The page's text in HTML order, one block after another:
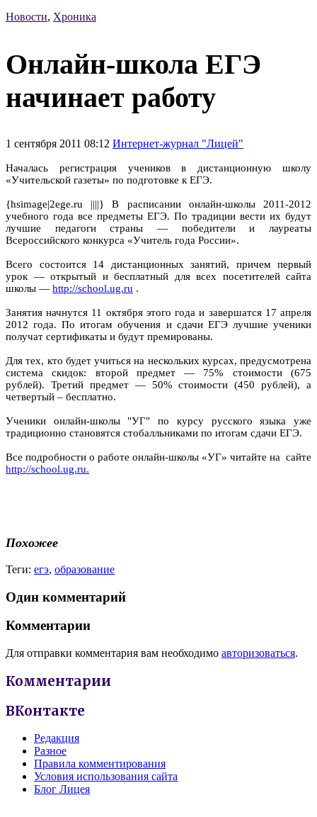
Новости, Хроника
Онлайн-школа ЕГЭ
начинает работу
1 сентября 2011 08:12 Интернет-журнал "Лицей"
Началась регистрация учеников в дистанционную школу
«Учительской газеты» по подготовке к ЕГЭ.
{hsimage|2ege.ru ||||} В расписании онлайн-школы 2011-2012
учебного года все предметы ЕГЭ. По традиции вести их будут
лучшие педагоги страны — победители и лауреаты
Всероссийского конкурса «Учитель года России».
Всего состоится 14 дистанционных занятий, причем первый
урок — открытый и бесплатный для всех посетителей сайта
школы — http://school.ug.ru .
Занятия начнутся 11 октября этого года и завершатся 17 апреля
2012 года. По итогам обучения и сдачи ЕГЭ лучшие ученики
получат сертификаты и будут премированы.
Для тех, кто будет учиться на нескольких курсах, предусмотрена
система скидок: второй предмет — 75% стоимости (675
рублей). Третий предмет — 50% стоимости (450 рублей), а
четвертый – бесплатно.
Ученики онлайн-школы "УГ" по курсу русского языка уже
традиционно становятся стобалльниками по итогам сдачи ЕГЭ.
Все подробности о работе онлайн-школы «УГ» читайте на сайте
http://school.ug.ru.
Похожее
Теги: егэ, образование
Один комментарий
Комментарии
Для отправки комментария вам необходимо авторизоваться.
Комментарии
ВКонтакте
Редакция
Разное
Правила комментирования
Условия использования сайта
Блог Лицея